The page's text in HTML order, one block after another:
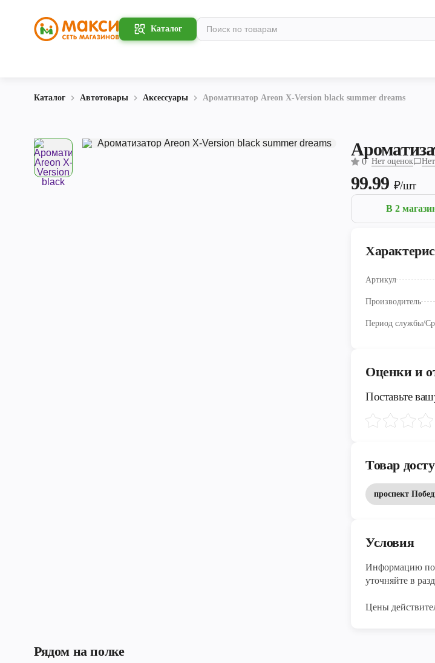
Каталог
Каталог Автотовары Аксессуары Ароматизатор Areon X-Version black summer dreams
0 Нет оценок
99.99 ₽/шт
В 2
Артикул
Производитель
Период службы/
Оценки и
Поставьте
Товар
проспект
Условия
Информацию по
уточняйте в
Цены
Рядом на полке